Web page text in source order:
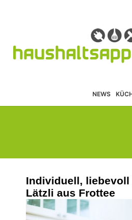
NEWS
Individuell,
Lätzli aus Frottee